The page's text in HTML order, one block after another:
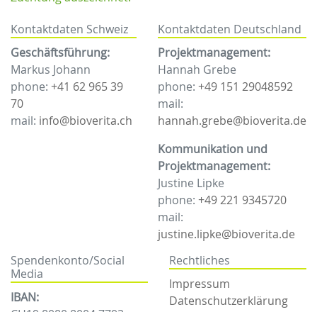
Kontaktdaten Schweiz
Geschäftsführung:
Markus Johann
phone: +41 62 965 39
70
mail: info@bioverita.ch
Kontaktdaten Deutschland
Projektmanagement:
Hannah Grebe
phone: +49 151 29048592
mail:
hannah.grebe@bioverita.de
Kommunikation und
Projektmanagement:
Justine Lipke
phone: +49 221 9345720
mail:
justine.lipke@bioverita.de
Spendenkonto/Social
Media
IBAN:
Rechtliches
Impressum
Datenschutzerklärung